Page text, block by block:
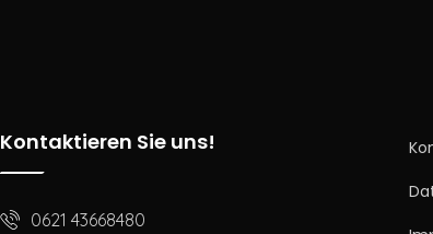
Kontaktieren Sie uns!
0621 43668480